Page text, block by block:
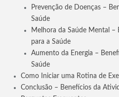
Prevenção de Doenças –
Saúde
Melhora da Saúde Mental –
para a Saúde
Aumento da Energia –
Saúde
Como Iniciar uma Rotina de
Conclusão – Benefícios da